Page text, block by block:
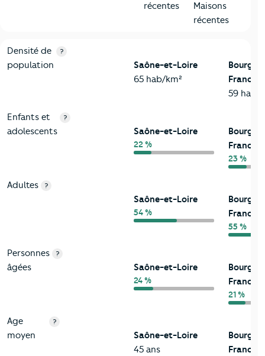
récentes
Maisons
récentes
2-Habitants
Critères Saône-et-Loire
Densité de
population
?
Saône-et-Loire
65 hab/km²
59 hab/
Enfants et
adolescents
?
Saône-et-Loire
22 %
23 %
Adultes ?
Saône-et-Loire
54 %
55 %
Personnes
âgées
?
Saône-et-Loire
24 %
21 %
Age
moyen
?
Saône-et-Loire
45 ans